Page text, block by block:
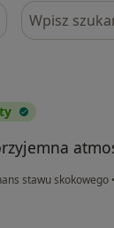
Szukaj w
stawu skokowego •